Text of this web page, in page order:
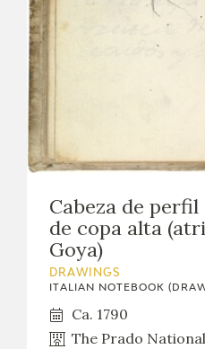
Cabeza de
de copa alta
Goya)
DRAWINGS
ITALIAN NOTEBOOK
Ca. 1790
The Prado